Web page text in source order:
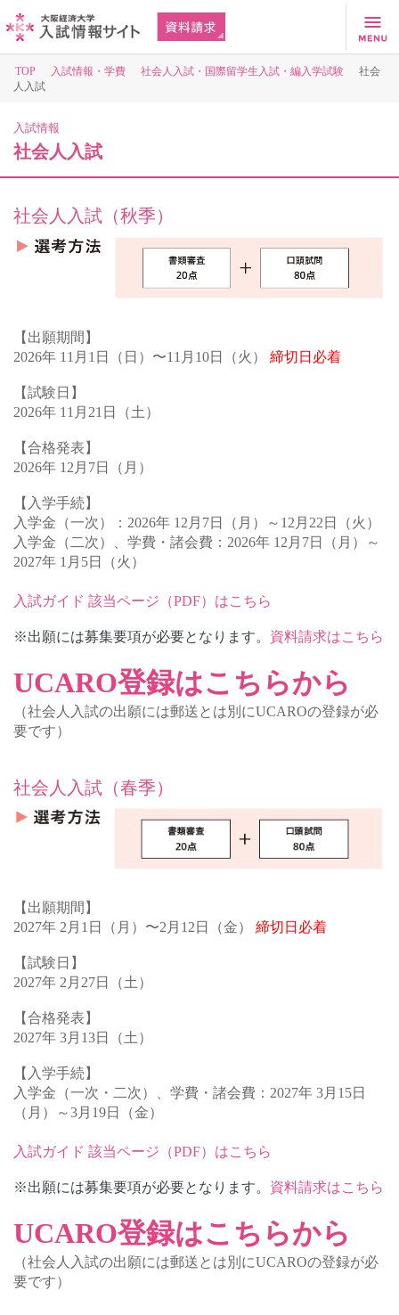
TOP 入試情報・学費 社会人入試・国際留学生入試・編入学試験
社会
人入試
入試情報
社会人入試
社会人入試（秋季）
【出願期間】
2026年 11月1日（日）〜11月10日（火） 締切日必着
【試験日】
2026年 11月21日（土）
【合格発表】
2026年 12月7日（月 ）
【入学手続】
入学金（一次）：2026年 12 月7日（月）～12 月22日（火）
入学金（二次）、 学費・諸会費：2026年 12月7日（月）～
2027年 1月5日（火）
入試ガイド 該当ページ（PDF）はこちら
※出願には募集要項が必要となります。 資料請求はこちら
UCARO登録はこちらから
（社会人入試の出願には郵送とは別にUCAROの登録が必
要です）
社会人入試（春季）
【出願期間】
2027年 2月1日（月）〜2月12日（金） 締切日必着
【試験日】
2027年 2月27日（土）
【合格発表】
2027年 3月13日（土）
【入学手続】
入学金（一次・二次）、 学費・諸会費：2027年 3月15日
（月）～3月19日（金）
入試ガイド 該当ページ（PDF）はこちら
※出願には募集要項が必要となります。 資料請求はこちら
UCARO登録はこちらから
（社会人入試の出願には郵送とは別にUCAROの登録が必
要です）